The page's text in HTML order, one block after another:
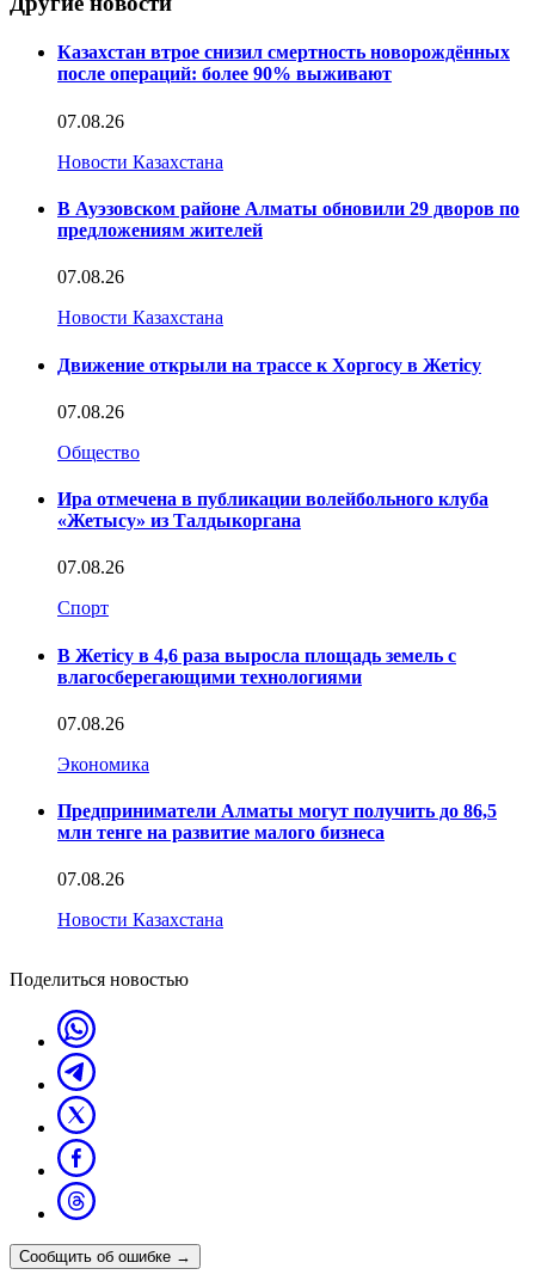
Казахстан втрое снизил смертность новорождённых
после операций: более 90% выживают
07.08.26
Новости Казахстана
В Ауэзовском районе Алматы обновили 29 дворов по
предложениям жителей
07.08.26
Новости Казахстана
Движение открыли на трассе к Хоргосу в Жетісу
07.08.26
Общество
Ира отмечена в публикации волейбольного клуба
«Жетысу» из Талдыкоргана
07.08.26
Спорт
В Жетісу в 4,6 раза выросла площадь земель с
влагосберегающими технологиями
07.08.26
Экономика
Предприниматели Алматы могут получить до 86,5
млн тенге на развитие малого бизнеса
07.08.26
Новости Казахстана
Поделиться новостью
Сообщить об ошибке →